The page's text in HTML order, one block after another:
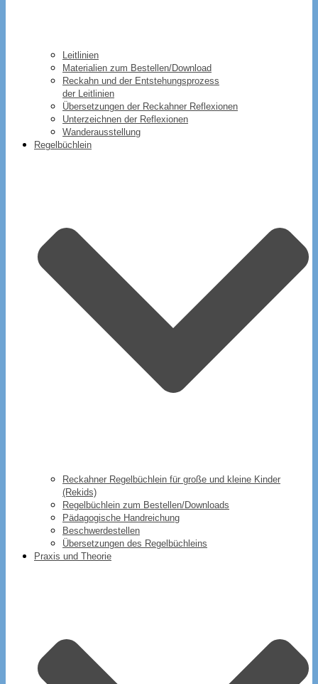
Leitlinien
Materialien zum Bestellen/Download
Reckahn und der Entstehungsprozess
der Leitlinien
Übersetzungen der Reckahner Reflexionen
Unterzeichnen der Reflexionen
Wanderausstellung
Regelbüchlein
Reckahner Regelbüchlein für große und kleine Kinder
(Rekids)
Regelbüchlein zum Bestellen/Downloads
Pädagogische Handreichung
Beschwerdestellen
Übersetzungen des Regelbüchleins
Praxis und Theorie